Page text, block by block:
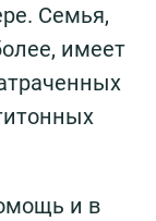
Семья,
имеет
и в